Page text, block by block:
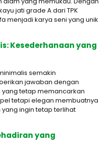
jati grade A dari TPK
menjadi karya seni yang unik
Kesederhanaan yang
semakin
jawaban dengan
yang tetap memancarkan
tetapi elegan membuatnya
ingin tetap terlihat
yang